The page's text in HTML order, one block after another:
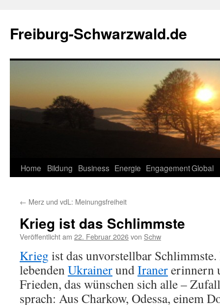
springen
Freiburg-Schwarzwald.de
Home Bildung Business Energie EngagementGlobal
← Merz und vdL: Meinungsfreiheit
Krieg ist das Schlimmste
Veröffentlicht am 22. Februar 2026von Schw
Krieg ist das unvorstellbar
lebendenUkrainerundIranererinnern
Frieden, das wünschen sich alle –
sprach: Aus Charkow, Odessa, einem